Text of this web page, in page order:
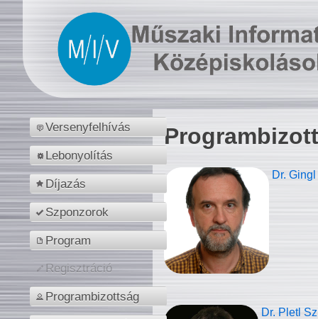
Versenyfelhívás
Lebonyolítás
Díjazás
Szponzorok
Program
Regisztráció
Programbizottság
Dr.
Dr. Pletl